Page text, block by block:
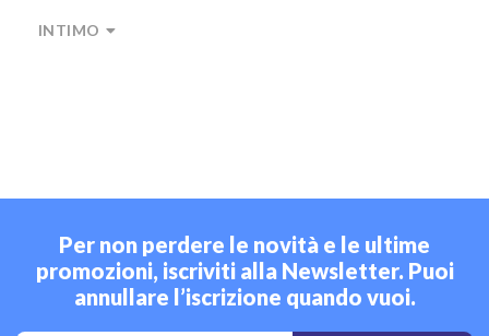
INTIMO
Per non perdere le novità e le ultime
promozioni, iscriviti alla Newsletter. Puoi
annullare l’iscrizione quando vuoi.